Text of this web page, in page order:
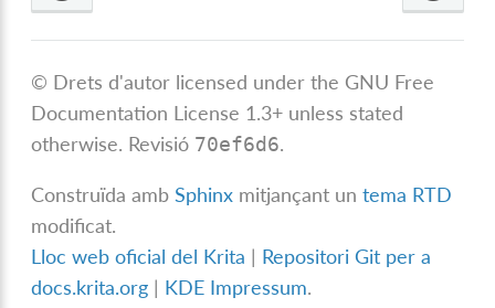
© Drets d'autor licensed under the GNU Free
Documentation License 1.3+ unless stated
otherwise. Revisió 70ef6d6.
Construïda ambSphinx mitjançant untema RTD
modificat.
Lloc web oficial del Krita | Repositori Git per a
docs.krita.org | KDE Impressum.